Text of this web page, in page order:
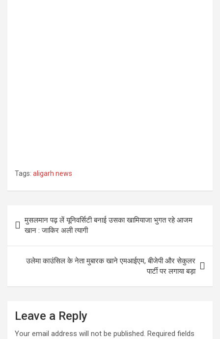
Tags: aligarh news
navigation
मुसलमान पढ़ लें यूनिवर्सिटी बनाई उसका खामियाजा भुगत रहे आजम
खान : जाकिर अली त्यागी
उलेमा काउंसिल के नेता मुबारक खाने एमआईएम, बीजेपी और सेकुलर
पार्टी पर लगाया बड़ा
Leave a Reply
Your email address will not be published. Required fields